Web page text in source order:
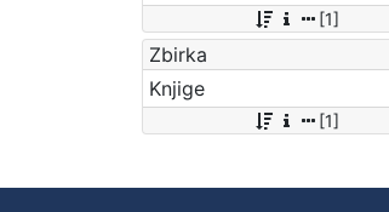
[1]
Zbirka
Knjige
[1]